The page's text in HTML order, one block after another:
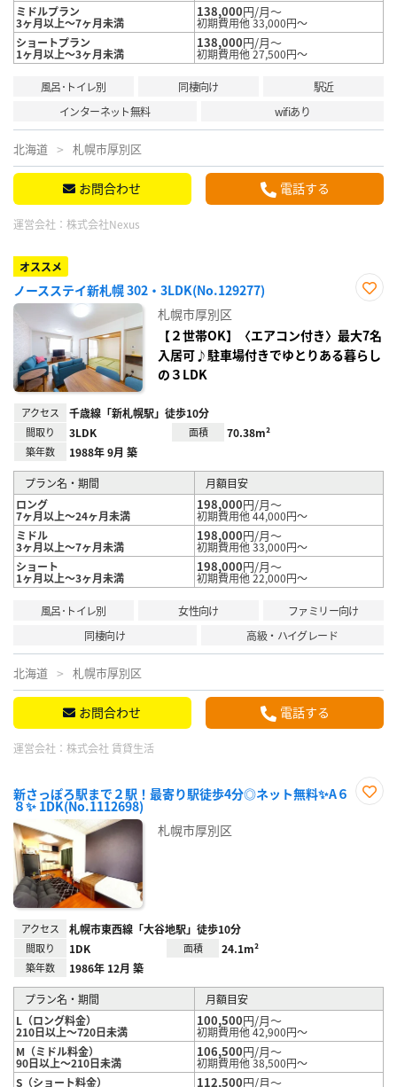
ミドルプラン
3ヶ月以上～7ヶ月未満
138,000円/月～
初期費用他 33,000円～
ショートプラン
1ヶ月以上～3ヶ月未満
138,000円/月～
初期費用他 27,500円～
風呂･トイレ別 同棲向け
駅近
インターネット無料
wifiあり
北海道 札幌市厚別区
お問合わせ 電話する
運営会社： 株式会社Nexus
オススメ
ノースステイ新札幌 302・3LDK(No.129277)
り登
録
札幌市厚別区
【２世帯OK】〈エアコン付き〉最大7名
入居可♪駐車場付きでゆとりある暮らし
の３LDK
アクセス 千歳線「新札幌駅」徒歩10分
間取り 3LDK 面積 70.38m²
築年数 1988年 9月 築
プラン名・期間
月額目安
ロング
7ヶ月以上～24ヶ月未満
198,000円/月～
初期費用他 44,000円～
ミドル
3ヶ月以上～7ヶ月未満
198,000円/月～
初期費用他 33,000円～
ショート
1ヶ月以上～3ヶ月未満
198,000円/月～
初期費用他 22,000円～
風呂･トイレ別 女性向け
ファミリー向け
同棲向け
高級・ハイグレード
北海道 札幌市厚別区
お問合わせ 電話する
運営会社： 株式会社 賃貸生活
新さっぽろ駅まで２駅！最寄り駅徒歩4分◎ネット無料✨A６
８✨ 1DK(No.1112698)
札幌市厚別区
アクセス 札幌市東西線「大谷地駅」徒歩10分
間取り 1DK 面積 24.1m²
築年数 1986年 12月 築
プラン名・期間
月額目安
L（ロング料金）
210日以上～720日未満
100,500円/月～
初期費用他 42,900円～
M（ミドル料金）
90日以上～210日未満
106,500円/月～
初期費用他 38,500円～
S（ショート料金）
112,500円/月～